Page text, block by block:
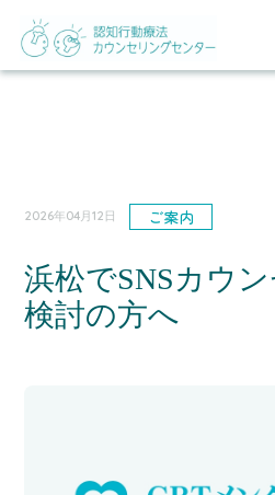
2026年04月12日 ご案内
浜松でSNSカウ
検討の方へ